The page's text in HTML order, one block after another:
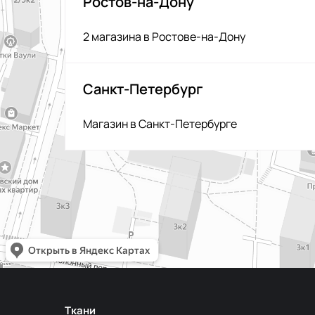
2 магазина в Ростове-на-Дону
Санкт-Петербург
Магазин в Санкт-Петербурге
Ткани